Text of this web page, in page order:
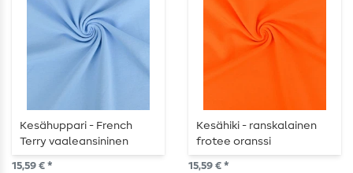
Kesähuppari - French
Terry vaaleansininen
15,59 € *
Kesähiki - ranskalainen
frotee oranssi
15,59 € *